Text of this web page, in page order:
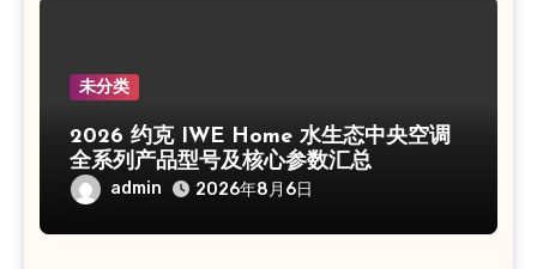
未分类
2026 约克 IWE Home 水生态中央空调
全系列产品型号及核心参数汇总
admin 2026年8月6日